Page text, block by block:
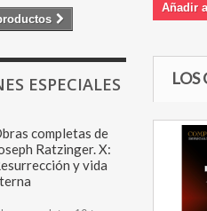
ESPECIALES
completas de
Ratzinger. X:
y vida
Añadir